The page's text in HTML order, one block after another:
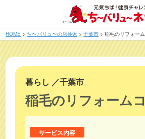
HOME > ち〜バリュ〜の店検索 >千葉市 >稲毛のリフォー
暮らし ／千葉市
稲毛のリフォーム
サービス内容